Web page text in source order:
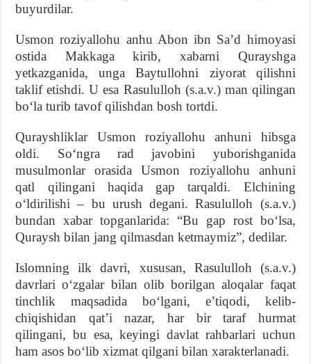
buyurdilar.
Usmon roziyallohu anhu Abon ibn Sa’d himoyasi
ostida Makkaga kirib, xabarni Qurayshga
yetkazganida, unga Baytullohni ziyorat qilishni
taklif etishdi. U esa Rasululloh (s.a.v.) man qilingan
bo‘la turib tavof qilishdan bosh tortdi.
Qurayshliklar Usmon roziyallohu anhuni hibsga
oldi. So‘ngra rad javobini yuborishganida
musulmonlar orasida Usmon roziyallohu anhuni
qatl qilingani haqida gap tarqaldi. Elchining
o‘ldirilishi – bu urush degani. Rasululloh (s.a.v.)
bundan xabar topganlarida: “Bu gap rost bo‘lsa,
Quraysh bilan jang qilmasdan ketmaymiz”, dedilar.
Islomning ilk davri, xususan, Rasululloh (s.a.v.)
davrlari o‘zgalar bilan olib borilgan aloqalar faqat
tinchlik maqsadida bo‘lgani, e’tiqodi, kelib-
chiqishidan qat’i nazar, har bir taraf hurmat
qilingani, bu esa, keyingi davlat rahbarlari uchun
ham asos bo‘lib xizmat qilgani bilan xarakterlanadi.